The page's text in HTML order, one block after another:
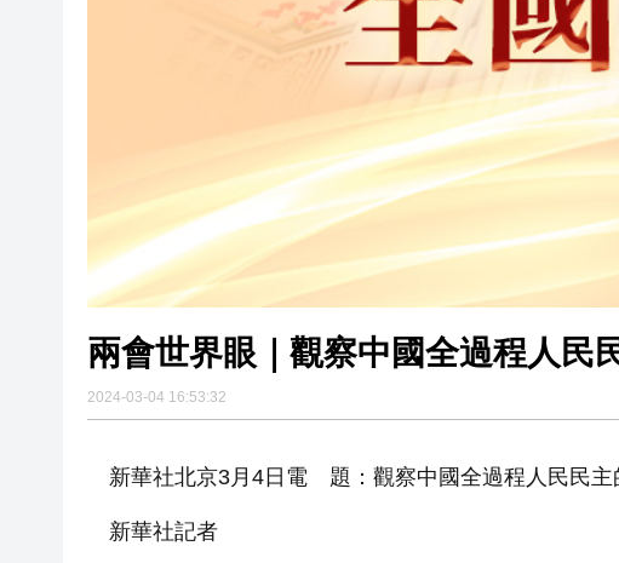
兩會世界眼｜觀察中國全過程人民
2024-03-04 16:53:32
新華社北京3月4日電 題：觀察中國全過程人民民主
新華社記者